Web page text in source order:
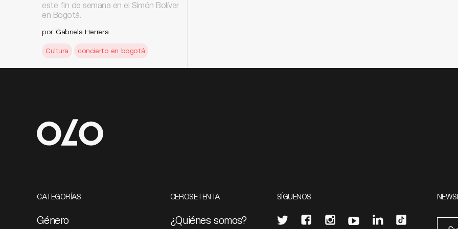
este fin de semana en el Simón Bolívar
en Bogotá.
por Gabriela Herrera
Cultura concierto en bogotá
CATEGORÍAS
Género
CEROSETENTA
¿Quiénes somos?
SÍGUENOS